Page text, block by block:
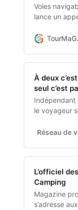
Voies
lance un
accueillera
pour
salon
tourisme
À deux
seul c’est
Indépendant
le voyageur
intéressant
Réseau de
L’officiel
Camping
Magazine
s’adresse